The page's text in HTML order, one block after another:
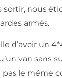
sortir, nous
armés.
d’avoir un
van sans
pas le même